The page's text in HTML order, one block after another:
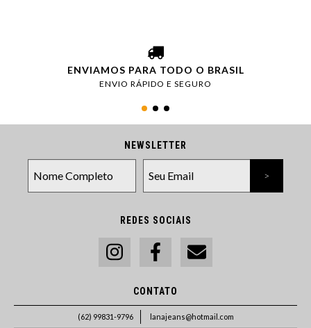
ENVIAMOS PARA TODO O BRASIL
ENVIO RÁPIDO E SEGURO
NEWSLETTER
REDES SOCIAIS
CONTATO
(62) 99831-9796 lanajeans@hotmail.com